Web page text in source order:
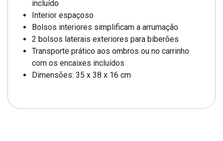
incluído
Interior espaçoso
Bolsos interiores simplificam a arrumação
2 bolsos laterais exteriores para biberões
Transporte prático aos ombros ou no carrinho
com os encaixes incluídos
Dimensões: 35 x 38 x 16 cm